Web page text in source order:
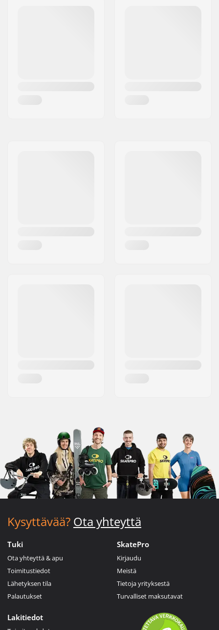
Kysyttävää? Ota yhteyttä
Tuki
Ota yhteyttä & apu
Toimitustiedot
Lähetyksen tila
Palautukset
SkatePro
Kirjaudu
Meistä
Tietoja yrityksestä
Turvalliset maksutavat
Lakitiedot